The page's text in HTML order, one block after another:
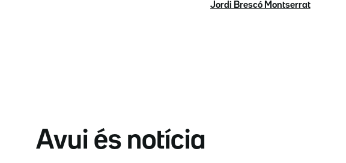
Jordi Brescó Montserrat
Avui és notícia